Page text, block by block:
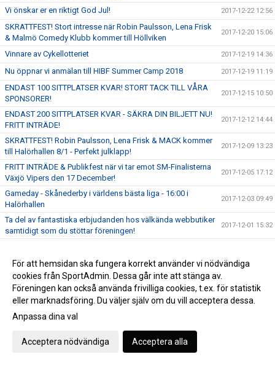
Vi önskar er en riktigt God Jul! 2017-12-22 12:56
SKRATTFEST! Stort intresse när Robin Paulsson, Lena Frisk
& Malmö Comedy Klubb kommer till Höllviken
2017-12-20 15:06
Vinnare av Cykellotteriet 2017-12-19 14:36
Nu öppnar vi anmälan till HIBF Summer Camp 2018 2017-12-19 11:19
ENDAST 100 SITTPLATSER KVAR! STORT TACK TILL VÅRA
SPONSORER!
2017-12-15 10:50
ENDAST 200 SITTPLATSER KVAR - SÄKRA DIN BILJETT NU!
FRITT INTRÄDE!
2017-12-12 14:44
SKRATTFEST! Robin Paulsson, Lena Frisk & MACK kommer
till Halörhallen 8/1 - Perfekt julklapp!
2017-12-09 13:23
FRITT INTRÄDE & Publikfest när vi tar emot SM-Finalisterna
Växjö Vipers den 17 December!
2017-12-05 17:12
Gameday - Skånederby i världens bästa liga - 16:00 i
Halörhallen
2017-12-03 09:49
Ta del av fantastiska erbjudanden hos välkända webbutiker
samtidigt som du stöttar föreningen!
2017-12-01 15:32
Fabian Hansson på dubbellicens till Malmö FBC 2017-11-24 10:10
GAMEDAY - 19:00 tar vi emot Team Thorengruppen hemma i
Halörhallen
2017-11-22 10:16
Stabil hemmaseger för damlaget mot Engelholm
Imorgon smäller det hemma i Halörhallen - 19:45 tar vi emot
OTROLIGT LYCKAD VECKA I SKÅNEMÄSTERSKAPEN - SSL,
För att hemsidan ska fungera korrekt använder vi nödvändiga
cookies från SportAdmin. Dessa går inte att stänga av.
Föreningen kan också använda frivilliga cookies, t.ex. för statistik
eller marknadsföring. Du väljer själv om du vill acceptera dessa.
Anpassa dina val
Acceptera nödvändiga Acceptera alla